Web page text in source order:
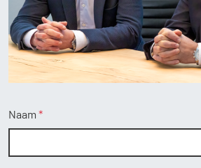
Over ons
Contact
Naam